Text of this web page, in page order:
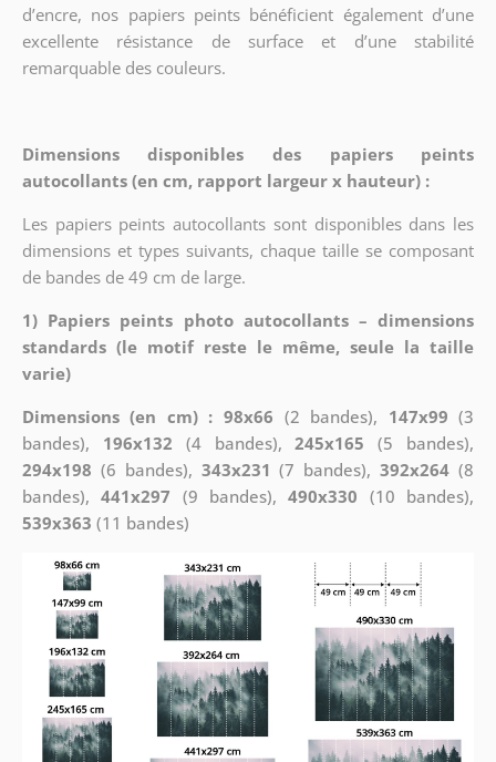
d’encre, nos papiers peints bénéficient également d’une
excellente résistance de surface et d’une stabilité
remarquable des couleurs.
Dimensions disponibles des papiers peints
autocollants (en cm, rapport largeur x hauteur) :
Les papiers peints autocollants sont disponibles dans les
dimensions et types suivants, chaque taille se composant
de bandes de 49 cm de large.
1) Papiers peints photo autocollants – dimensions
standards (le motif reste le même, seule la taille
varie)
Dimensions (en cm) : 98x66 (2 bandes), 147x99 (3
bandes), 196x132 (4 bandes),245x165 (5 bandes),
294x198 (6 bandes), 343x231 (7 bandes),392x264 (8
bandes),441x297 (9 bandes),490x330 (10 bandes),
539x363 (11 bandes)